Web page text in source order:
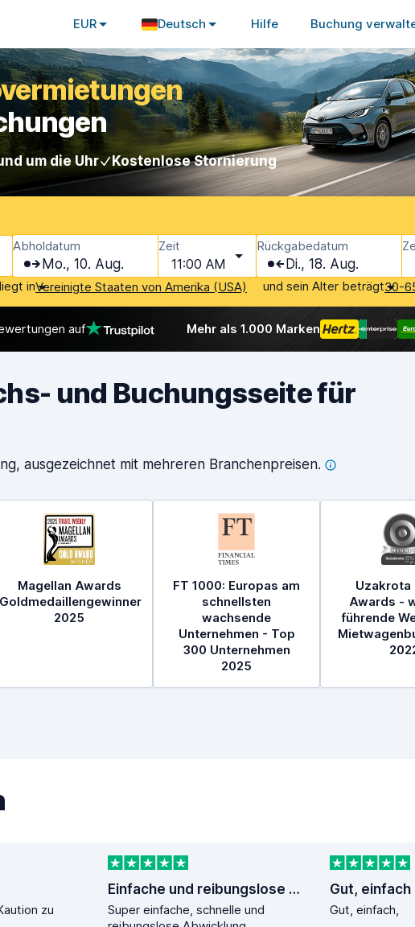
EUR Deutsch Hilfe Buchung
um die Uhr Kostenlose Stornierung
Abholdatum
Mo., 10. Aug.
Zeit
11:00 AM
Rückgabedatum
Di., 18. Aug.
inVereinigte Staaten von Amerika (USA) und sein Alter beträgt30-
auf Mehr als 1.000 Marken
und Buchungsseite für
ausgezeichnet mit mehreren Branchenpreisen.
Magellan Awards
Goldmedaillengewinner
2025
FT 1000: Europas am
schnellsten
wachsende
Unternehmen - Top
300 Unternehmen
2025
Uzakrota
Awards -
führende
zu
Einfache und reibungslose Vermietung
Super einfache, schnelle und
Gut, einfach
Gut, einfach,